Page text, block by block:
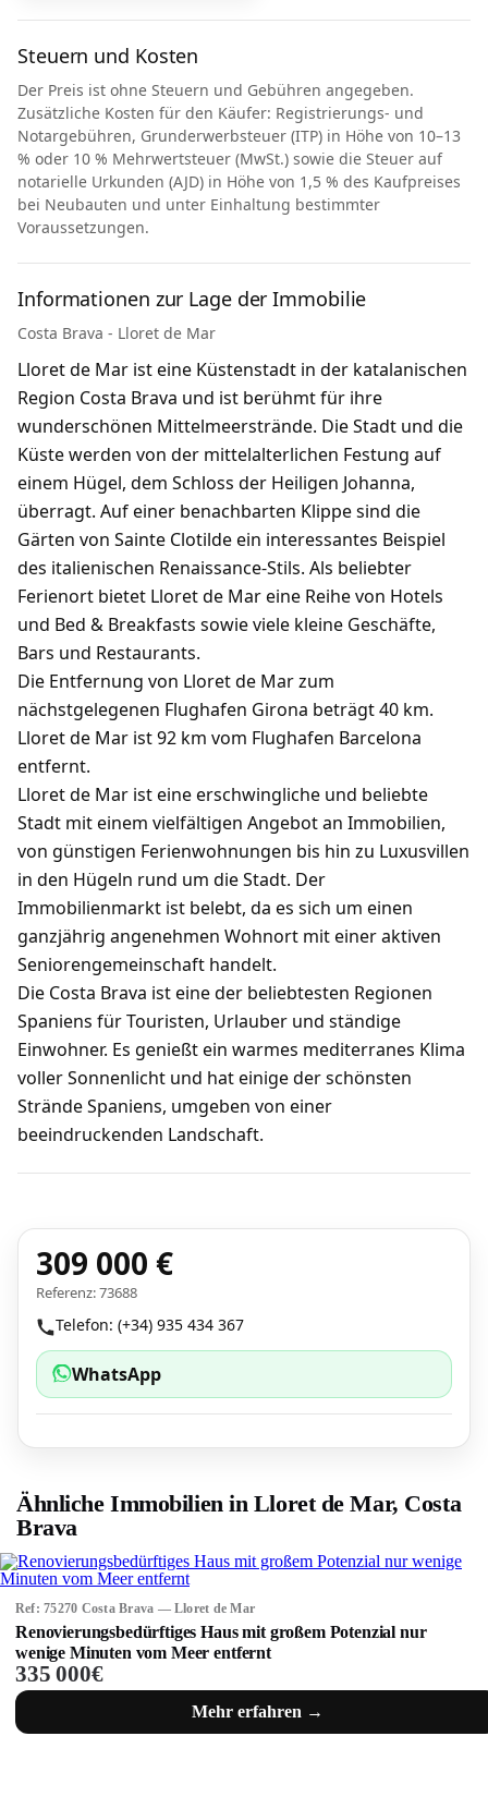
Steuern und Kosten
Der Preis ist ohne Steuern und Gebühren angegeben.
Zusätzliche Kosten für den Käufer: Registrierungs- und
Notargebühren, Grunderwerbsteuer (ITP) in Höhe von 10–13
% oder 10 % Mehrwertsteuer (MwSt.) sowie die Steuer auf
notarielle Urkunden (AJD) in Höhe von 1,5 % des Kaufpreises
bei Neubauten und unter Einhaltung bestimmter
Voraussetzungen.
Informationen zur Lage der Immobilie
Costa Brava - Lloret de Mar
Lloret de Mar ist eine Küstenstadt in der katalanischen
Region Costa Brava und ist berühmt für ihre
wunderschönen Mittelmeerstrände. Die Stadt und die
Küste werden von der mittelalterlichen Festung auf
einem Hügel, dem Schloss der Heiligen Johanna,
überragt. Auf einer benachbarten Klippe sind die
Gärten von Sainte Clotilde ein interessantes Beispiel
des italienischen Renaissance-Stils. Als beliebter
Ferienort bietet Lloret de Mar eine Reihe von Hotels
und Bed & Breakfasts sowie viele kleine Geschäfte,
Bars und Restaurants.
Die Entfernung von Lloret de Mar zum
nächstgelegenen Flughafen Girona beträgt 40 km.
Lloret de Mar ist 92 km vom Flughafen Barcelona
entfernt.
Lloret de Mar ist eine erschwingliche und beliebte
Stadt mit einem vielfältigen Angebot an Immobilien,
von günstigen Ferienwohnungen bis hin zu Luxusvillen
in den Hügeln rund um die Stadt. Der
Immobilienmarkt ist belebt, da es sich um einen
ganzjährig angenehmen Wohnort mit einer aktiven
Seniorengemeinschaft handelt.
Die Costa Brava ist eine der beliebtesten Regionen
Spaniens für Touristen, Urlauber und ständige
Einwohner. Es genießt ein warmes mediterranes Klima
voller Sonnenlicht und hat einige der schönsten
Strände Spaniens, umgeben von einer
beeindruckenden Landschaft.
309 000 €
Referenz: 73688
Telefon: (+34) 935 434 367
WhatsApp
Ähnliche Immobilien in Lloret de Mar, Costa
Brava
Ref: 75270 Costa Brava — Lloret de Mar
Renovierungsbedürftiges Haus mit großem Potenzial nur
wenige Minuten vom Meer entfernt
335 000€
Mehr erfahren →